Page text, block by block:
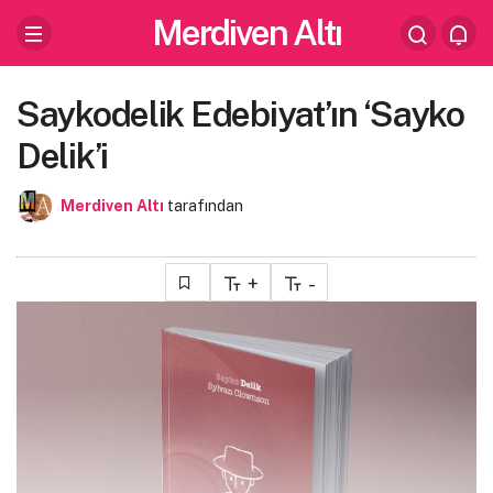
Merdiven Altı
Saykodelik Edebiyat’ın ‘Sayko
Delik’i
Merdiven Altı tarafından
+ -